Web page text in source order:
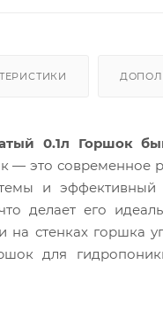
0.1л Горшок
— это
и
что делает его
стенках горшка
для